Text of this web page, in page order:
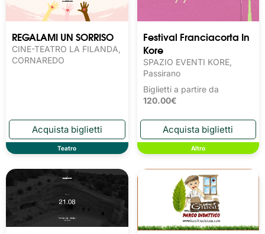
REGALAMI UN SORRISO
CINE-TEATRO LA FILANDA,
CORNAREDO
Teatro
Festival Franciacorta In
Kore
SPAZIO EVENTI KORE,
Passirano
Biglietti a partire da
120.00€
Altro